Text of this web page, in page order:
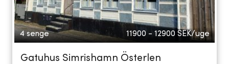
4 senge 11900 - 12900 SEK/uge
Gatuhus Simrishamn Österlen